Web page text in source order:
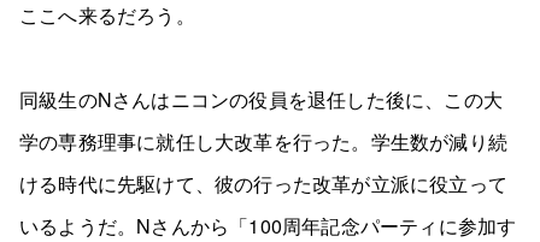
ここへ来るだろう。
同級生のNさんはニコンの役員を退任した後に、この大
学の専務理事に就任し大改革を行った。学生数が減り続
ける時代に先駆けて、彼の行った改革が立派に役立って
いるようだ。Nさんから「100周年記念パーティに参加す